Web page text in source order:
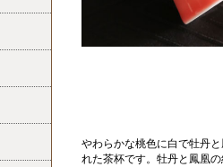
やわらかな桃色に白で牡丹
れた茶杯です。牡丹と鳳凰